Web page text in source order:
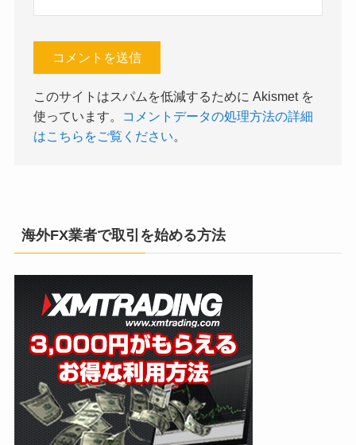
このサイトはスパムを低減するために Akismet を
使っています。
コメントデータの処理方法の詳細
はこちらをご覧ください。
海外FX業者で取引を始める方法